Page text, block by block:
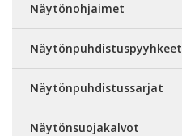
Näytönohjaimet
Näytönpuhdistuspyyhkeet
Näytönpuhdistussarjat
Näytönsuojakalvot